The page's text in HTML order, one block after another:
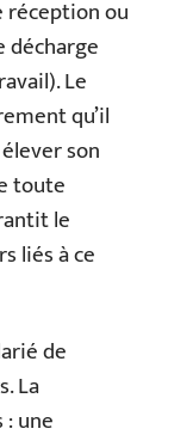
réception ou
décharge
Le
qu’il
son
toute
le
liés à ce
de
La
une